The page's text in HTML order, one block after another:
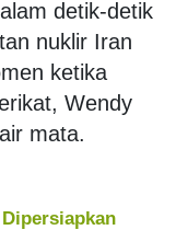
detik-detik
nuklir Iran
ketika
Wendy
mata.